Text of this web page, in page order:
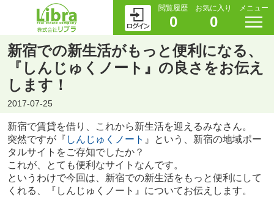
閲覧履歴
0
お気に入り
0
メニュー
新宿での新生活がもっと便利になる、
『しんじゅくノート』の良さをお伝え
します！
2017-07-25
新宿で賃貸を借り、これから新生活を迎えるみなさん。
突然ですが『 しんじゅくノート 』という、新宿の地域ポー
タルサイトをご存知でしたか？
これが、とても便利なサイトなんです。
というわけで今回は、新宿での新生活をもっと便利にして
くれる、『しんじゅくノート』についてお伝えします。